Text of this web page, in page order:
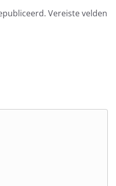
Vereiste velden